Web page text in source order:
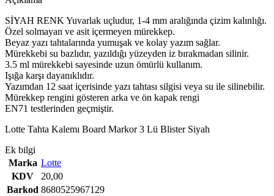
SİYAH RENK Yuvarlak uçludur, 1-4 mm aralığında çizim kalınlığı.
Özel solmayan ve asit içermeyen mürekkep.
Beyaz yazı tahtalarında yumuşak ve kolay yazım sağlar.
Mürekkebi su bazlıdır, yazıldığı yüzeyden iz bırakmadan silinir.
3.5 ml mürekkebi sayesinde uzun ömürlü kullanım.
Işığa karşı dayanıklıdır.
Yazımdan 12 saat içerisinde yazı tahtası silgisi veya su ile silinebilir.
Mürekkep rengini gösteren arka ve ön kapak rengi
EN71 testlerinden geçmiştir.
Lotte Tahta Kalemı Board Markor 3 Lü Blister Siyah
Ek bilgi
Marka Lotte
KDV
20,00
Barkod 8680525967129